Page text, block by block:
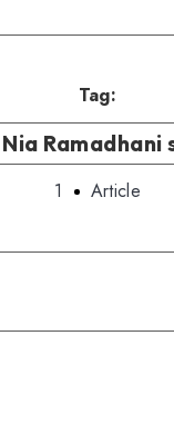
Tag:
Nia Ramadhani
1 Article